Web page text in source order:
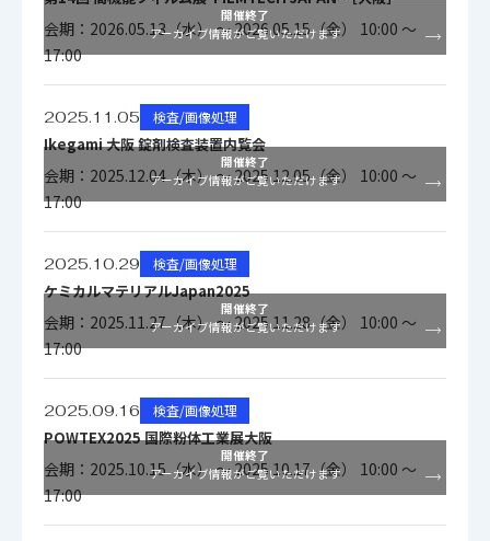
会期：2026.05.13（水） ～ 2026.05.15（金） 10:00 ～
17:00
開催終了
アーカイブ情報がご覧いただけます
2025.11.05 検査/画像処理
Ikegami 大阪 錠剤検査装置内覧会
会期：2025.12.04（木） ～ 2025.12.05（金） 10:00 ～
17:00
開催終了
アーカイブ情報がご覧いただけます
2025.10.29 検査/画像処理
ケミカルマテリアルJapan2025
会期：2025.11.27（木） ～ 2025.11.28（金） 10:00 ～
17:00
開催終了
アーカイブ情報がご覧いただけます
2025.09.16 検査/画像処理
POWTEX2025 国際粉体工業展大阪
会期：2025.10.15（水） ～ 2025.10.17（金） 10:00 ～
17:00
開催終了
アーカイブ情報がご覧いただけます